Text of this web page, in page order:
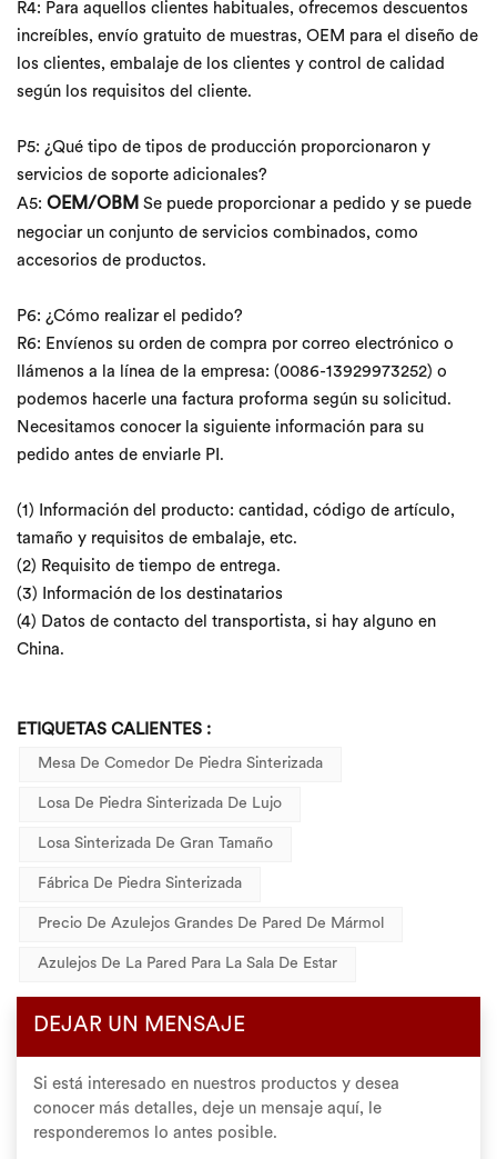
R4: Para aquellos clientes habituales, ofrecemos descuentos
increíbles, envío gratuito de muestras, OEM para el diseño de
los clientes, embalaje de los clientes y control de calidad
según los requisitos del cliente.
P5: ¿Qué tipo de tipos de producción proporcionaron y
servicios de soporte adicionales?
A5: OEM/OBM Se puede proporcionar a pedido y se puede
negociar un conjunto de servicios combinados, como
accesorios de productos.
P6: ¿Cómo realizar el pedido?
R6: Envíenos su orden de compra por correo electrónico o
llámenos a la línea de la empresa: (0086-13929973252) o
podemos hacerle una factura proforma según su solicitud.
Necesitamos conocer la siguiente información para su
pedido antes de enviarle PI.
(1) Información del producto: cantidad, código de artículo,
tamaño y requisitos de embalaje, etc.
(2) Requisito de tiempo de entrega.
(3) Información de los destinatarios
(4) Datos de contacto del transportista, si hay alguno en
China.
ETIQUETAS CALIENTES :
Mesa De Comedor De Piedra Sinterizada
Losa De Piedra Sinterizada De Lujo
Losa Sinterizada De Gran Tamaño
Fábrica De Piedra Sinterizada
Precio De Azulejos Grandes De Pared De Mármol
Azulejos De La Pared Para La Sala De Estar
DEJAR UN MENSAJE
Si está interesado en nuestros productos y desea
conocer más detalles, deje un mensaje aquí, le
responderemos lo antes posible.